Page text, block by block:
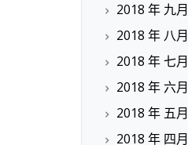
2018 年 九月
2018 年 八月
2018 年 七月
2018 年 六月
2018 年 五月
2018 年 四月